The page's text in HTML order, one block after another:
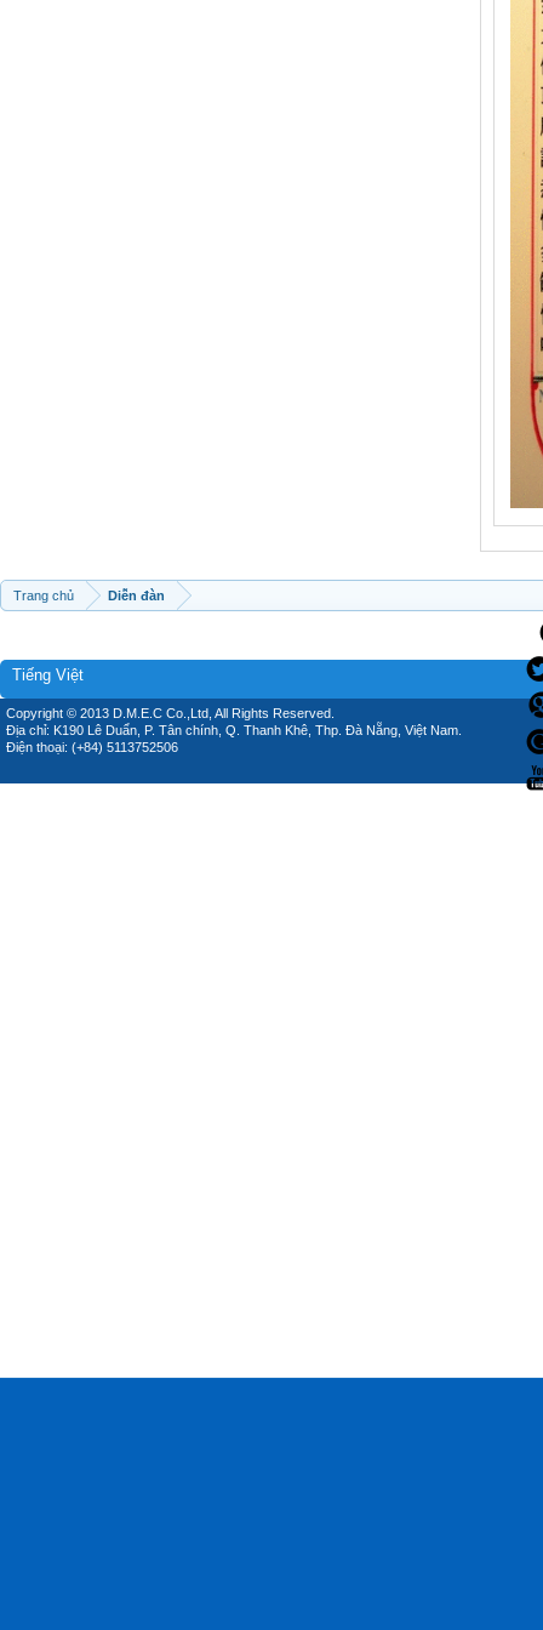
Trang chủ Diễn đàn
Tiếng Việt
Copyright © 2013 D.M.E.C Co.,Ltd, All Rights Reserved.
Địa chỉ: K190 Lê Duẩn, P. Tân chính, Q. Thanh Khê, Thp. Đà Nẵng, Việt Nam.
Điện thoại: (+84) 5113752506